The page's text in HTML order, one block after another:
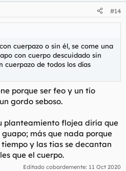
Yo imagina en mis carnes el
de entreno, alimentación,
ese cuerpo tienes que tenerlos
no valía para una nada.
tiene más posibilidades
porque eso ya se
es así, solo que me motiva el
#14
cuerpazo o sin él, se come una
con cuerpo descuidado sin
cuerpazo de todos los días
porque ser feo y un tío
gordo seboso.
planteamiento flojea diría que
más que nada porque
y las tias se decantan
que el cuerpo.
Editado cobardemente: 11 Oct 2020